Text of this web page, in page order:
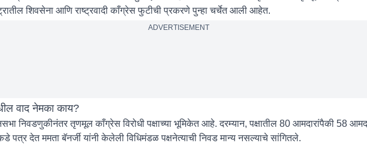
शिवसेना आणि राष्ट्रवादी काँग्रेस फुटीची प्रकरणे पुन्हा चर्चेत आली आहेत.
ADVERTISEMENT
वाद नेमका काय?
निवडणुकीनंतर तृणमूल काँग्रेस विरोधी पक्षाच्या भूमिकेत आहे. दरम्यान, पक्षातील 80 आमदारांपैकी 58
पत्र देत ममता बॅनर्जी यांनी केलेली विधिमंडळ पक्षनेत्याची निवड मान्य नसल्याचे सांगितले.